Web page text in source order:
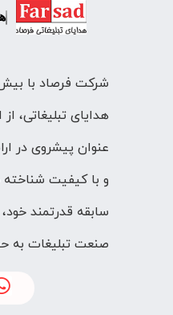
هدایای تبلیغاتی،
عنوان پیشروی در
و با کیفیت
سابقه قدرتمند
صنعت تبلیغات به